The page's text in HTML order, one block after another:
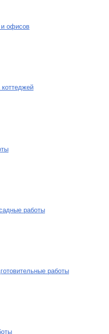
и офисов
работы
работы